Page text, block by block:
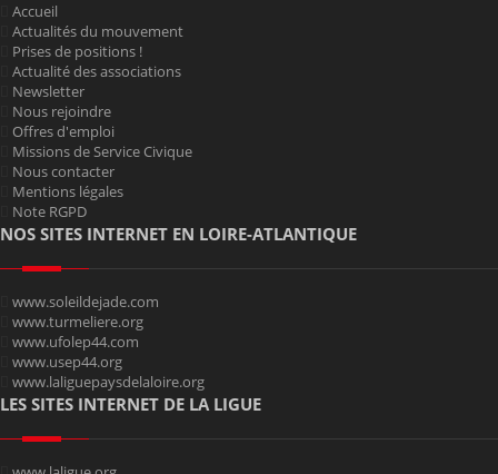
Accueil
Actualités du mouvement
Prises de positions !
Actualité des associations
Newsletter
Nous rejoindre
Offres d'emploi
Missions de Service Civique
Nous contacter
Mentions légales
Note RGPD
NOS SITES INTERNET EN LOIRE-ATLANTIQUE
www.soleildejade.com
www.turmeliere.org
www.ufolep44.com
www.usep44.org
www.laliguepaysdelaloire.org
LES SITES INTERNET DE LA LIGUE